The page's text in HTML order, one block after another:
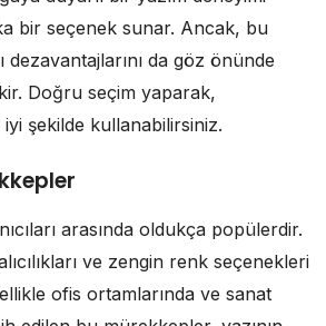
bir seçenek sunar. Ancak, bu
da göz önünde
Doğru seçim yaparak,
şekilde kullanabilirsiniz.
arasında oldukça popülerdir.
ve zengin renk seçenekleri
ofis ortamlarında ve sanat